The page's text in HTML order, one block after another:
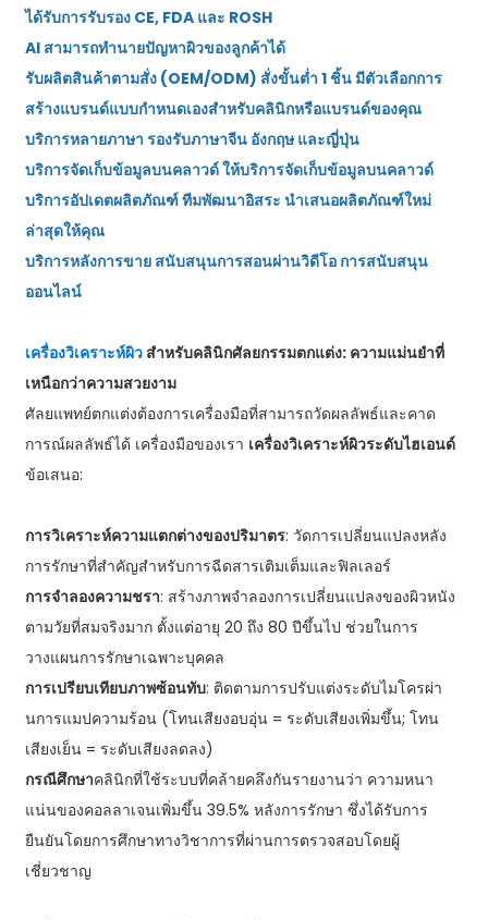
ได้รับการรับรอง CE, FDA และ ROSH
AI สามารถทำนายปัญหาผิวของลูกค้าได้
รับผลิตสินค้าตามสั่ง (OEM/ODM) สั่งขั้นต่ำ 1 ชิ้น มีตัวเลือกการ
สร้างแบรนด์แบบกำหนดเองสำหรับคลินิกหรือแบรนด์ของคุณ
บริการหลายภาษา รองรับภาษาจีน อังกฤษ และญี่ปุ่น
บริการจัดเก็บข้อมูลบนคลาวด์ ให้บริการจัดเก็บข้อมูลบนคลาวด์
บริการอัปเดตผลิตภัณฑ์ ทีมพัฒนาอิสระ นำเสนอผลิตภัณฑ์ใหม่
ล่าสุดให้คุณ
บริการหลังการขาย สนับสนุนการสอนผ่านวิดีโอ การสนับสนุน
ออนไลน์
เครื่องวิเคราะห์ผิวสำหรับคลินิกศัลยกรรมตกแต่ง: ความแม่นยำที่
เหนือกว่าความสวยงาม
ศัลยแพทย์ตกแต่งต้องการเครื่องมือที่สามารถวัดผลลัพธ์และคาด
การณ์ผลลัพธ์ได้ เครื่องมือของเรา เครื่องวิเคราะห์ผิวระดับไฮเอนด์
ข้อเสนอ:
การวิเคราะห์ความแตกต่างของปริมาตร: วัดการเปลี่ยนแปลงหลัง
การรักษาที่สำคัญสำหรับการฉีดสารเติมเต็มและฟิลเลอร์
การจำลองความชรา: สร้างภาพจำลองการเปลี่ยนแปลงของผิวหนัง
ตามวัยที่สมจริงมาก ตั้งแต่อายุ 20 ถึง 80 ปีขึ้นไป ช่วยในการ
วางแผนการรักษาเฉพาะบุคคล
การเปรียบเทียบภาพซ้อนทับ: ติดตามการปรับแต่งระดับไมโครผ่า
นการแมปความร้อน (โทนเสียงอบอุ่น = ระดับเสียงเพิ่มขึ้น; โทน
เสียงเย็น = ระดับเสียงลดลง)
กรณีศึกษาคลินิกที่ใช้ระบบที่คล้ายคลึงกันรายงานว่า ความหนา
แน่นของคอลลาเจนเพิ่มขึ้น 39.5% หลังการรักษา ซึ่งได้รับการ
ยืนยันโดยการศึกษาทางวิชาการที่ผ่านการตรวจสอบโดยผู้
เชี่ยวชาญ